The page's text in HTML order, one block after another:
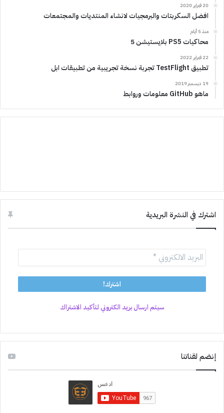
20 فبراير 2020
افضل السكربتات والبرمجيات لانشاء المنتديات والمجتمعات
منذ 5 أيام
محاكيات PS5 بلايستيشن 5
22 فبراير 2022
تطبيق TestFlight تجربة نسخة تجريبية من تطبيقات ابل
19 ديسمبر 2019
ماهو GitHub معلومات وروابط
اشترك في النشرة البريدية
سيتم ارسال بريد الكتروني لتأكيد الاشتراك
إنضم لقناتنا